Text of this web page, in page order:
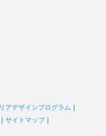
アデザインプログラム ｜
｜ サイトマップ｜